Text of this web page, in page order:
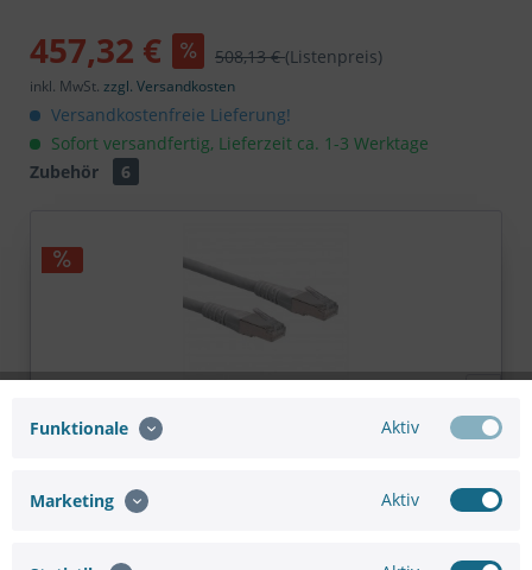
457,32 € 508,13 €(Listenpreis)
inkl. MwSt. zzgl. Versandkosten
Versandkostenfreie Lieferung!
Sofort versandfertig, Lieferzeit ca. 1-3 Werktage
Zubehör
6
ROLINE Patchkabel Cat.6 (Class E) S/FTP (PiMF),...
Funktionale Aktiv
Marketing Aktiv